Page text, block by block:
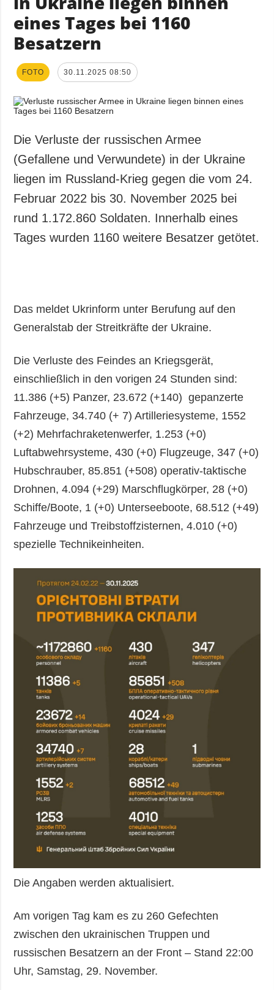
eines Tages bei 1160
Besatzern
FOTO 30.11.2025 08:50
Die Verluste der russischen Armee
(Gefallene und Verwundete) in der Ukraine
liegen im Russland-Krieg gegen die vom 24.
Februar 2022 bis 30. November 2025 bei
rund 1.172.860 Soldaten. Innerhalb eines
Tages wurden 1160 weitere Besatzer getötet.
Das meldet Ukrinform unter Berufung auf den
Generalstab der Streitkräfte der Ukraine.
Die Verluste des Feindes an Kriegsgerät,
einschließlich in den vorigen 24 Stunden sind:
11.386 (+5) Panzer, 23.672 (+140) gepanzerte
Fahrzeuge, 34.740 (+ 7) Artilleriesysteme, 1552
(+2) Mehrfachraketenwerfer, 1.253 (+0)
Luftabwehrsysteme, 430 (+0) Flugzeuge, 347 (+0)
Hubschrauber, 85.851 (+508) operativ-taktische
Drohnen, 4.094 (+29) Marschflugkörper, 28 (+0)
Schiffe/Boote, 1 (+0) Unterseeboote, 68.512 (+49)
Fahrzeuge und Treibstoffzisternen, 4.010 (+0)
spezielle Technikeinheiten.
Die Angaben werden aktualisiert.
Am vorigen Tag kam es zu 260 Gefechten
zwischen den ukrainischen Truppen und
russischen Besatzern an der Front – Stand 22:00
Uhr, Samstag, 29. November.